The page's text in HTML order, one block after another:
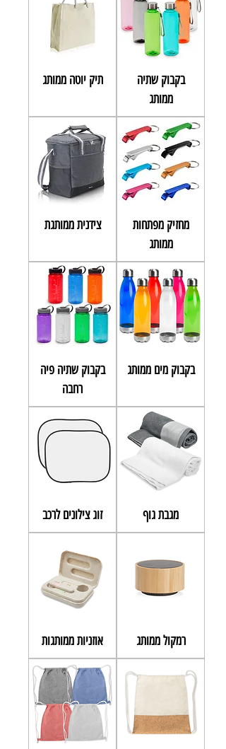
בקבוק שתיה
ממותג
תיק יוטה ממותג
מחזיק מפתחות
ממותג
צידנית ממותגת
בקבוק מים ממותג
בקבוק שתיה פיה
רחבה
מגבת גוף זוג צילונים לרכב
רמקול ממותג אוזניות ממותגות